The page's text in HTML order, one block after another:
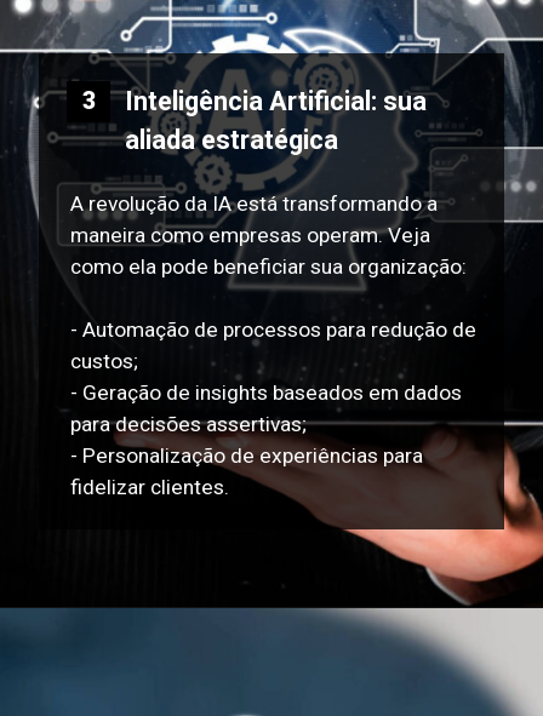
Inteligência Artificial: sua
aliada estratégica
A revolução da IA está transformando a
maneira como empresas operam. Veja
como ela pode beneficiar sua organização:
- Automação de processos para redução de
custos;
- Geração de insights baseados em dados
para decisões assertivas;
- Personalização de experiências para
fidelizar clientes.
3